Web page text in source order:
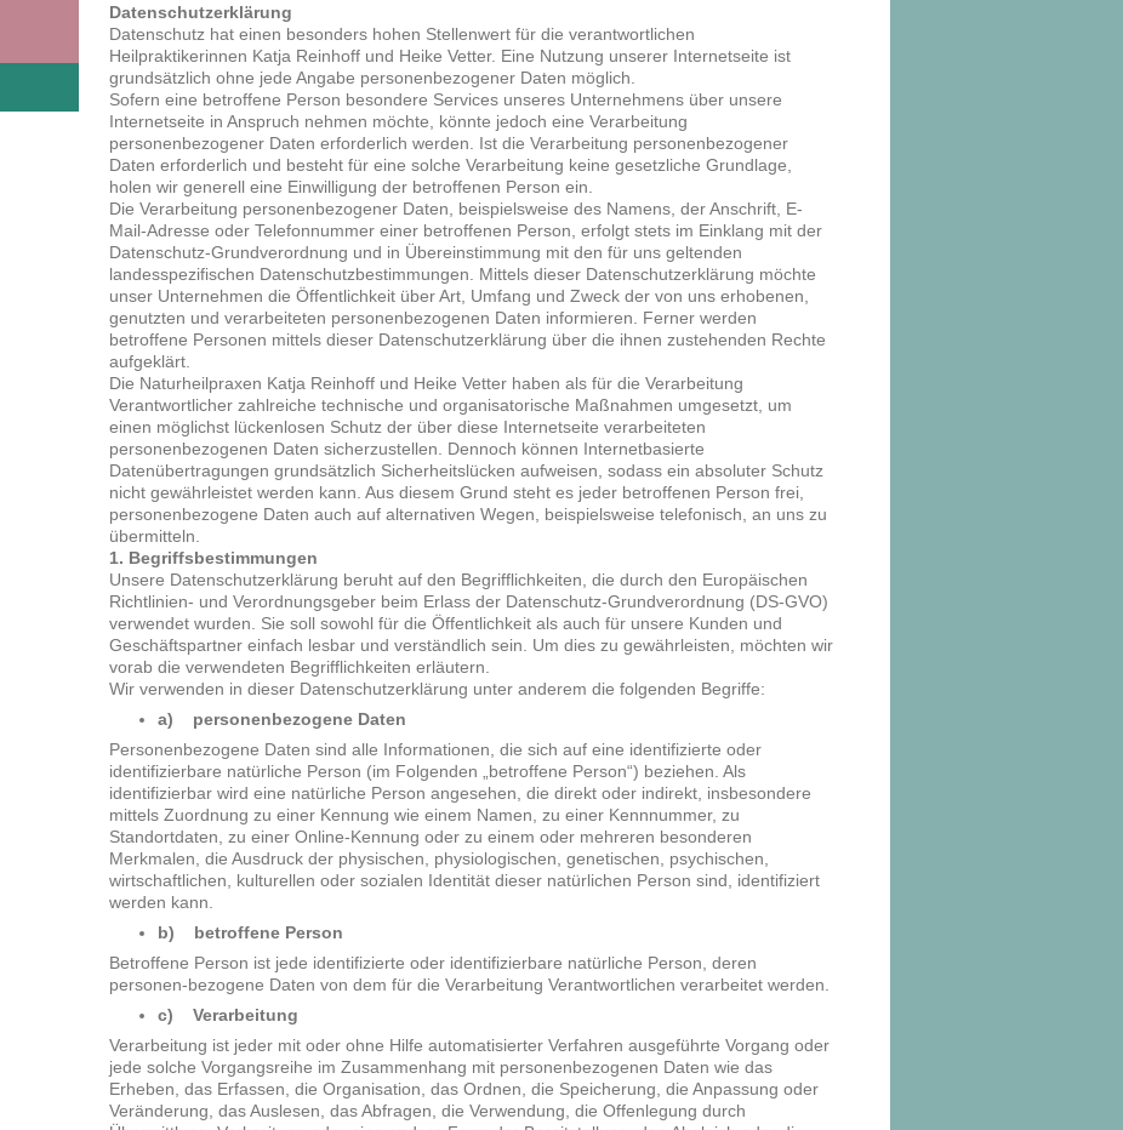
Datenschutzerklärung
Datenschutz hat einen besonders hohen Stellenwert für die verantwortlichen
Heilpraktikerinnen Katja Reinhoff und Heike Vetter. Eine Nutzung unserer Internetseite ist
grundsätzlich ohne jede Angabe personenbezogener Daten möglich.
Sofern eine betroffene Person besondere Services unseres Unternehmens über unsere
Internetseite in Anspruch nehmen möchte, könnte jedoch eine Verarbeitung
personenbezogener Daten erforderlich werden. Ist die Verarbeitung personenbezogener
Daten erforderlich und besteht für eine solche Verarbeitung keine gesetzliche Grundlage,
holen wir generell eine Einwilligung der betroffenen Person ein.
Die Verarbeitung personenbezogener Daten, beispielsweise des Namens, der Anschrift, E-
Mail-Adresse oder Telefonnummer einer betroffenen Person, erfolgt stets im Einklang mit der
Datenschutz-Grundverordnung und in Übereinstimmung mit den für uns geltenden
landesspezifischen Datenschutzbestimmungen. Mittels dieser Datenschutzerklärung möchte
unser Unternehmen die Öffentlichkeit über Art, Umfang und Zweck der von uns erhobenen,
genutzten und verarbeiteten personenbezogenen Daten informieren. Ferner werden
betroffene Personen mittels dieser Datenschutzerklärung über die ihnen zustehenden Rechte
aufgeklärt.
Die Naturheilpraxen Katja Reinhoff und Heike Vetter haben als für die Verarbeitung
Verantwortlicher zahlreiche technische und organisatorische Maßnahmen umgesetzt, um
einen möglichst lückenlosen Schutz der über diese Internetseite verarbeiteten
personenbezogenen Daten sicherzustellen. Dennoch können Internetbasierte
Datenübertragungen grundsätzlich Sicherheitslücken aufweisen, sodass ein absoluter Schutz
nicht gewährleistet werden kann. Aus diesem Grund steht es jeder betroffenen Person frei,
personenbezogene Daten auch auf alternativen Wegen, beispielsweise telefonisch, an uns zu
übermitteln.
1. Begriffsbestimmungen
Unsere Datenschutzerklärung beruht auf den Begrifflichkeiten, die durch den Europäischen
Richtlinien- und Verordnungsgeber beim Erlass der Datenschutz-Grundverordnung (DS-GVO)
verwendet wurden. Sie soll sowohl für die Öffentlichkeit als auch für unsere Kunden und
Geschäftspartner einfach lesbar und verständlich sein. Um dies zu gewährleisten, möchten wir
vorab die verwendeten Begrifflichkeiten erläutern.
Wir verwenden in dieser Datenschutzerklärung unter anderem die folgenden Begriffe:
a) personenbezogene Daten
Personenbezogene Daten sind alle Informationen, die sich auf eine identifizierte oder
identifizierbare natürliche Person (im Folgenden „betroffene Person“) beziehen. Als
identifizierbar wird eine natürliche Person angesehen, die direkt oder indirekt, insbesondere
mittels Zuordnung zu einer Kennung wie einem Namen, zu einer Kennnummer, zu
Standortdaten, zu einer Online-Kennung oder zu einem oder mehreren besonderen
Merkmalen, die Ausdruck der physischen, physiologischen, genetischen, psychischen,
wirtschaftlichen, kulturellen oder sozialen Identität dieser natürlichen Person sind, identifiziert
werden kann.
b) betroffene Person
Betroffene Person ist jede identifizierte oder identifizierbare natürliche Person, deren
personen-bezogene Daten von dem für die Verarbeitung Verantwortlichen verarbeitet werden.
c) Verarbeitung
Verarbeitung ist jeder mit oder ohne Hilfe automatisierter Verfahren ausgeführte Vorgang oder
jede solche Vorgangsreihe im Zusammenhang mit personenbezogenen Daten wie das
Erheben, das Erfassen, die Organisation, das Ordnen, die Speicherung, die Anpassung oder
Veränderung, das Auslesen, das Abfragen, die Verwendung, die Offenlegung durch